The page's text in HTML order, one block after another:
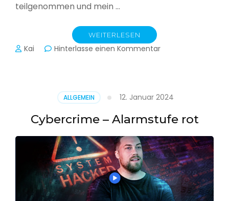
teilgenommen und mein …
WEITERLESEN
Kai Hinterlasse einen Kommentarzu
Produktion
ALLGEMEIN 12. Januar 2024
Cybercrime – Alarmstufe rot